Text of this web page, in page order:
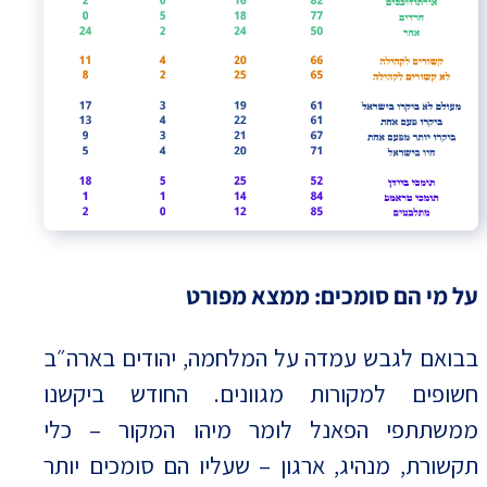
על מי הם סומכים: ממצא מפורט
בבואם לגבש עמדה על המלחמה, יהודים בארה״ב
חשופים למקורות מגוונים. החודש ביקשנו
ממשתתפי הפאנל לומר מיהו המקור – כלי
תקשורת, מנהיג, ארגון – שעליו הם סומכים יותר